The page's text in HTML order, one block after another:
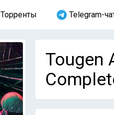
Торренты Telegram-
Tougen